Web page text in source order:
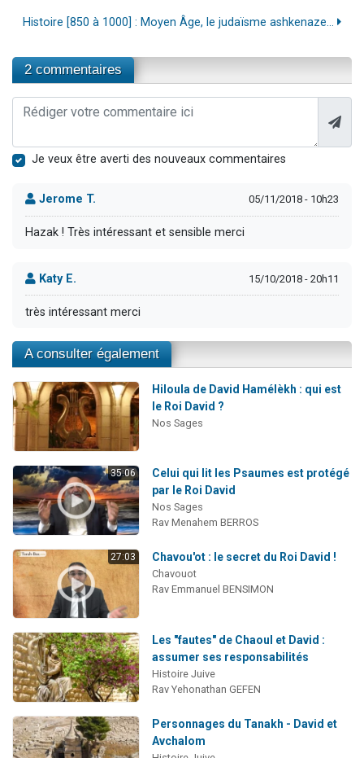
Histoire [850 à 1000] : Moyen Âge, le judaïsme ashkenaze...
2 commentaires
Je veux être averti des nouveaux commentaires
Jerome T. 05/11/2018 - 10h23
Hazak ! Très intéressant et sensible merci
Katy E. 15/10/2018 - 20h11
très intéressant merci
A consulter également
Hiloula de David Hamélèkh : qui est
le Roi David ?
Nos Sages
35:06
Celui qui lit les Psaumes est protégé
par le Roi David
Nos Sages
Rav Menahem BERROS
27:03 Chavou'ot : le secret du Roi David !
Chavouot
Rav Emmanuel BENSIMON
Les "fautes" de Chaoul et David :
assumer ses responsabilités
Histoire Juive
Rav Yehonathan GEFEN
Personnages du Tanakh - David et
Avchalom